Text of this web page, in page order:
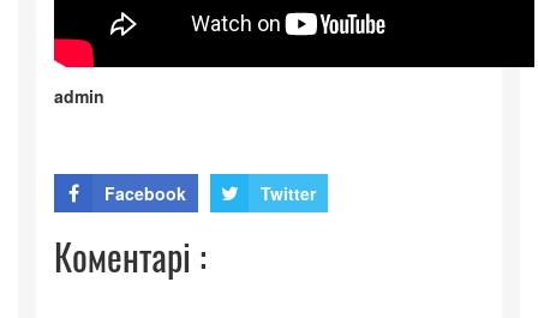
admin
Facebook Twitter
Коментарі :